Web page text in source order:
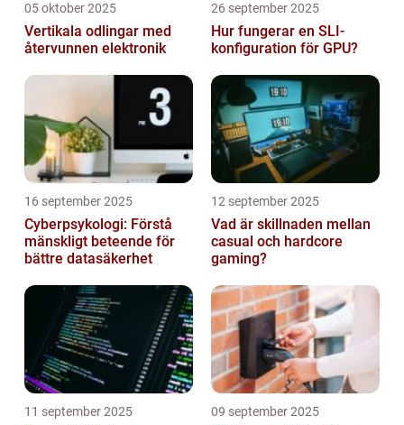
05 oktober 2025
Vertikala odlingar med
återvunnen elektronik
26 september 2025
Hur fungerar en SLI-
konfiguration för GPU?
16 september 2025
Cyberpsykologi: Förstå
mänskligt beteende för
bättre datasäkerhet
12 september 2025
Vad är skillnaden mellan
casual och hardcore
gaming?
11 september 2025 09 september 2025